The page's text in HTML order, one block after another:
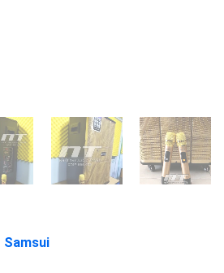
Samsui